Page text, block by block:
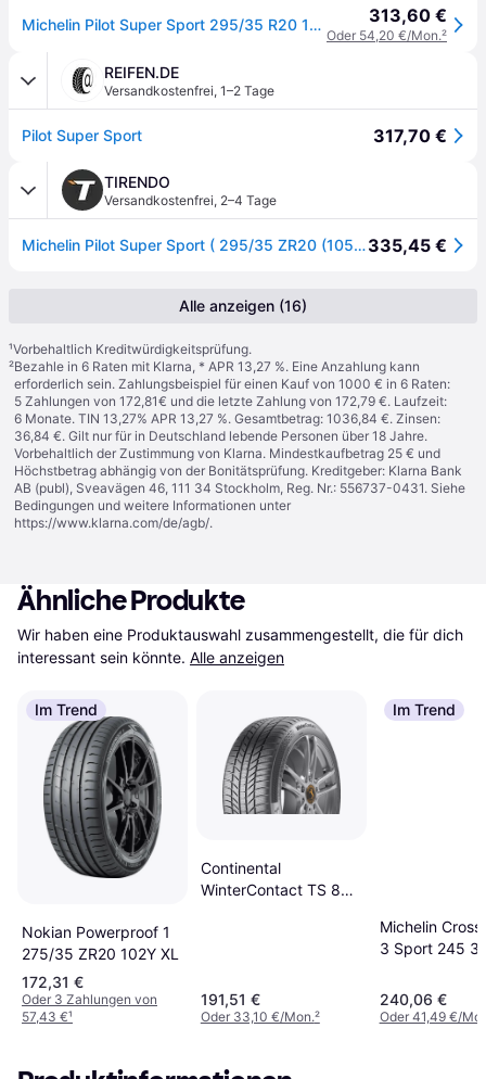
Michelin Pilot Super Sport 295/35 R20 105Y XL Sommerreifen 313,60 €
Oder 54,20 €/Mon.²
REIFEN.DE
Versandkostenfrei, 1–2 Tage
Pilot Super Sport 317,70 €
TIRENDO
Versandkostenfrei, 2–4 Tage
Michelin Pilot Super Sport ( 295/35 ZR20 (105Y) XL EV Suitable, N0 )335,45 €
Alle anzeigen (16)
¹Vorbehaltlich Kreditwürdigkeitsprüfung.
²Bezahle in 6 Raten mit Klarna, * APR 13,27 %. Eine Anzahlung kann
erforderlich sein. Zahlungsbeispiel für einen Kauf von 1000 € in 6 Raten:
5 Zahlungen von 172,81€ und die letzte Zahlung von 172,79 €. Laufzeit:
6 Monate. TIN 13,27% APR 13,27 %. Gesamtbetrag: 1036,84 €. Zinsen:
36,84 €. Gilt nur für in Deutschland lebende Personen über 18 Jahre.
Vorbehaltlich der Zustimmung von Klarna. Mindestkaufbetrag 25 € und
Höchstbetrag abhängig von der Bonitätsprüfung. Kreditgeber: Klarna Bank
AB (publ), Sveavägen 46, 111 34 Stockholm, Reg. Nr.: 556737-0431. Siehe
Bedingungen und weitere Informationen unter
https://www.klarna.com/de/agb/.
Ähnliche Produkte
Wir haben eine Produktauswahl zusammengestellt, die für dich
interessant sein könnte. Alle anzeigen
Im Trend
Nokian Powerproof 1
275/35 ZR20 102Y XL
172,31 €
Oder 3 Zahlungen von
57,43 €¹
Continental
WinterContact TS 870
191,51 €
Oder 33,10 €/Mon.²
Im Trend
Michelin
3 Sport 245
240,06 €
Oder 41,49 €/